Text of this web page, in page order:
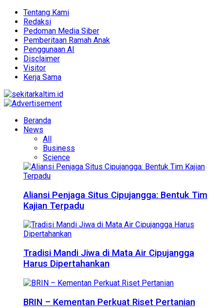
Tentang Kami
Redaksi
Pedoman Media Siber
Pemberitaan Ramah Anak
Penggunaan AI
Disclaimer
Visitor
Kerja Sama
Beranda
News
All
Business
Science
Aliansi Penjaga Situs Cipujangga: Bentuk Tim
Kajian Terpadu
Tradisi Mandi Jiwa di Mata Air Cipujangga
Harus Dipertahankan
BRIN – Kementan Perkuat Riset Pertanian